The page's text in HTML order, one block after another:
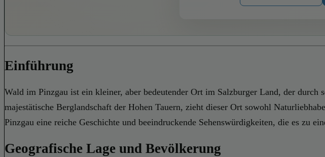
Einführung
Wald im Pinzgau ist ein kleiner, aber bedeutender Ort im Salzburger Land, der
majestätische Berglandschaft der Hohen Tauern, zieht dieser Ort sowohl
Pinzgau eine reiche Geschichte und beeindruckende Sehenswürdigkeiten, die es zu
Geografische Lage und Bevölkerung